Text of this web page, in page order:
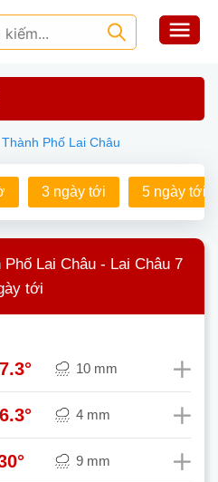
Thành Phố Lai Châu
3 ngày tới 5 ngày tới
Lai Châu - Lai Châu 7
tới
10 mm
4 mm
9 mm